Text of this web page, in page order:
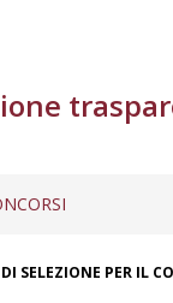
SELEZIONE PER IL